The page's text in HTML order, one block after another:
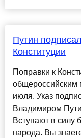
Путин
Конституции
Поправки к
общероссийским
июля. Указ
Владимиром
Вступают в силу
народа. Вы